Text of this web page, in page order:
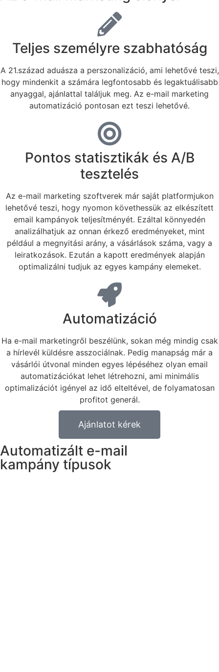
Teljes személyre szabhatóság
A 21.század aduásza a perszonalizáció, ami lehetővé teszi,
hogy mindenkit a számára legfontosabb és legaktuálisabb
anyaggal, ajánlattal találjuk meg. Az e-mail marketing
automatizáció pontosan ezt teszi lehetővé.
Pontos statisztikák és A/B
tesztelés
Az e-mail marketing szoftverek már saját platformjukon
lehetővé teszi, hogy nyomon követhessük az elkészített
email kampányok teljesítményét. Ezáltal könnyedén
analizálhatjuk az onnan érkező eredményeket, mint
például a megnyitási arány, a vásárlások száma, vagy a
leiratkozások. Ezután a kapott eredmények alapján
optimalizálni tudjuk az egyes kampány elemeket.
Automatizáció
Ha e-mail marketingről beszélünk, sokan még mindig csak
a hírlevél küldésre asszociálnak. Pedig manapság már a
vásárlói útvonal minden egyes lépéséhez olyan email
automatizációkat lehet létrehozni, ami minimális
optimalizációt igényel az idő elteltével, de folyamatosan
profitot generál.
Ajánlatot kérek
Automatizált e-mail
kampány típusok